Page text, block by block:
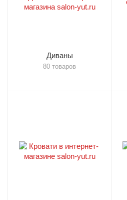
Диваны
80 товаров